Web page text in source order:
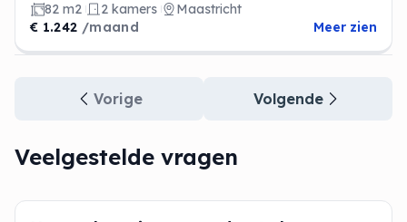
82 m2 2 kamers
Maastricht
€ 1.242 /maand Meer zien
Vorige Volgende
Veelgestelde vragen